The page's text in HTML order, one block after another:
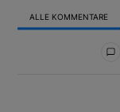
ALLE KOMMENTARE